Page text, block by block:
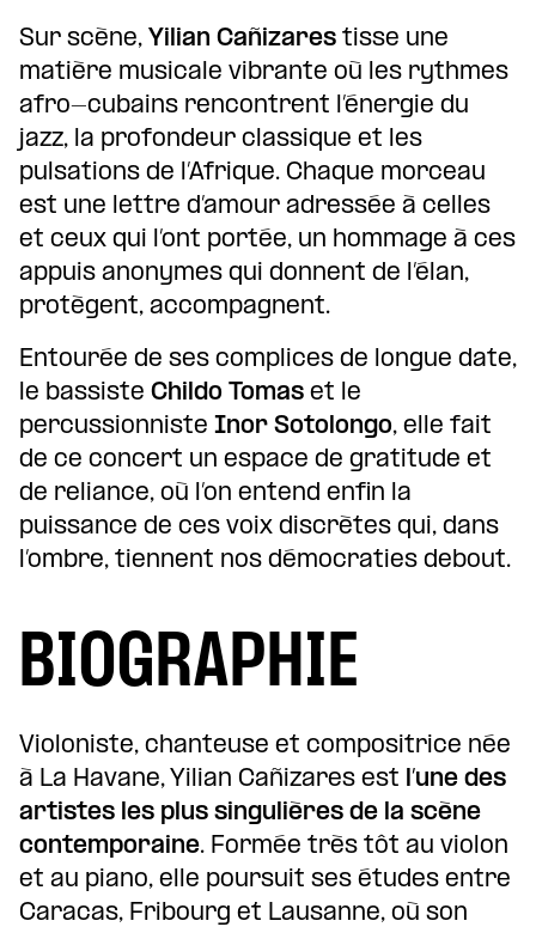
Sur scène, Yilian Cañizares tisse une
matière musicale vibrante où les rythmes
afro-cubains rencontrent l’énergie du
jazz, la profondeur classique et les
pulsations de l’Afrique. Chaque morceau
est une lettre d’amour adressée à celles
et ceux qui l’ont portée, un hommage à ces
appuis anonymes qui donnent de l’élan,
protègent, accompagnent.
Entourée de ses complices de longue date,
le bassiste Childo Tomas et le
percussionniste Inor Sotolongo, elle fait
de ce concert un espace de gratitude et
de reliance, où l’on entend enfin la
puissance de ces voix discrètes qui, dans
l’ombre, tiennent nos démocraties debout.
BIOGRAPHIE
Violoniste, chanteuse et compositrice née
à La Havane, Yilian Cañizares est l’une des
artistes les plus singulières de la scène
contemporaine. Formée très tôt au violon
et au piano, elle poursuit ses études entre
Caracas, Fribourg et Lausanne, où son